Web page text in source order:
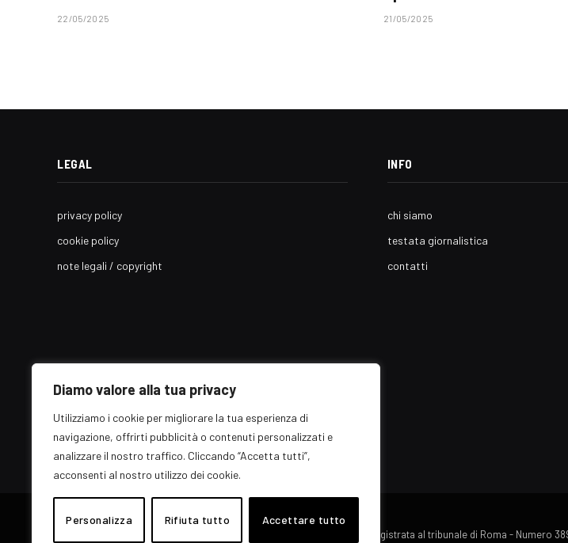
Diamo valore alla tua privacy
Utilizziamo i cookie per migliorare la tua esperienza di
navigazione, offrirti pubblicità o contenuti personalizzati e
analizzare il nostro traffico. Cliccando “Accetta tutti”,
acconsenti al nostro utilizzo dei cookie.
Personalizza Rifiuta tutto Accettare tutto
22/05/2025 21/05/2025
LEGAL
privacy policy
cookie policy
note legali / copyright
INFO
chi siamo
testata giornalistica
contatti
© 2026 EZ Rome Designed byARvis.it.
Il portale EZ Rome e' una testata giornalistica di carattere generalista registrata al tribunale di Roma - Numero